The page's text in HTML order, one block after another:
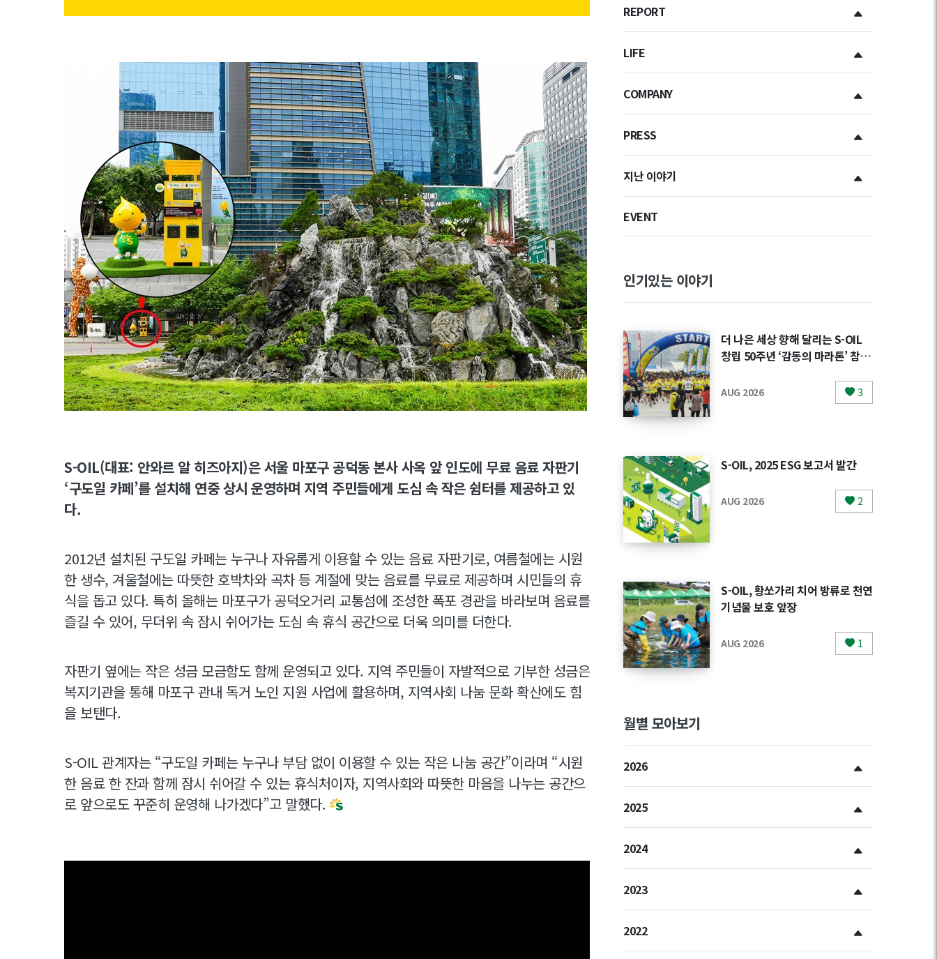
S-OIL(대표: 안와르 알 히즈아지)은 서울 마포구 공덕동 본사 사옥 앞 인도에 무료 음료 자판기
‘구도일 카페’를 설치해 연중 상시 운영하며 지역 주민들에게 도심 속 작은 쉼터를 제공하고 있
다.
2012년 설치된 구도일 카페는 누구나 자유롭게 이용할 수 있는 음료 자판기로, 여름철에는 시원
한 생수, 겨울철에는 따뜻한 호박차와 곡차 등 계절에 맞는 음료를 무료로 제공하며 시민들의 휴
식을 돕고 있다. 특히 올해는 마포구가 공덕오거리 교통섬에 조성한 폭포 경관을 바라보며 음료를
즐길 수 있어, 무더위 속 잠시 쉬어가는 도심 속 휴식 공간으로 더욱 의미를 더한다.
자판기 옆에는 작은 성금 모금함도 함께 운영되고 있다. 지역 주민들이 자발적으로 기부한 성금은
복지기관을 통해 마포구 관내 독거 노인 지원 사업에 활용하며, 지역사회 나눔 문화 확산에도 힘
을 보탠다.
S-OIL 관계자는 “구도일 카페는 누구나 부담 없이 이용할 수 있는 작은 나눔 공간”이라며 “시원
한 음료 한 잔과 함께 잠시 쉬어갈 수 있는 휴식처이자, 지역사회와 따뜻한 마음을 나누는 공간으
로 앞으로도 꾸준히 운영해 나가겠다”고 말했다.
REPORT
LIFE
COMPANY
PRESS
지난 이야기
EVENT
인기있는 이야기
더 나은 세상 향해 달리는 S-OIL
창립 50주년 ‘감동의 마라톤’ 참가
AUG 2026 3
S-OIL, 2025 ESG 보고서 발간
AUG 2026 2
S-OIL, 황쏘가리 치어 방류로 천연
기념물 보호 앞장
AUG 2026 1
월별 모아보기
2026
2025
2024
2023
2022